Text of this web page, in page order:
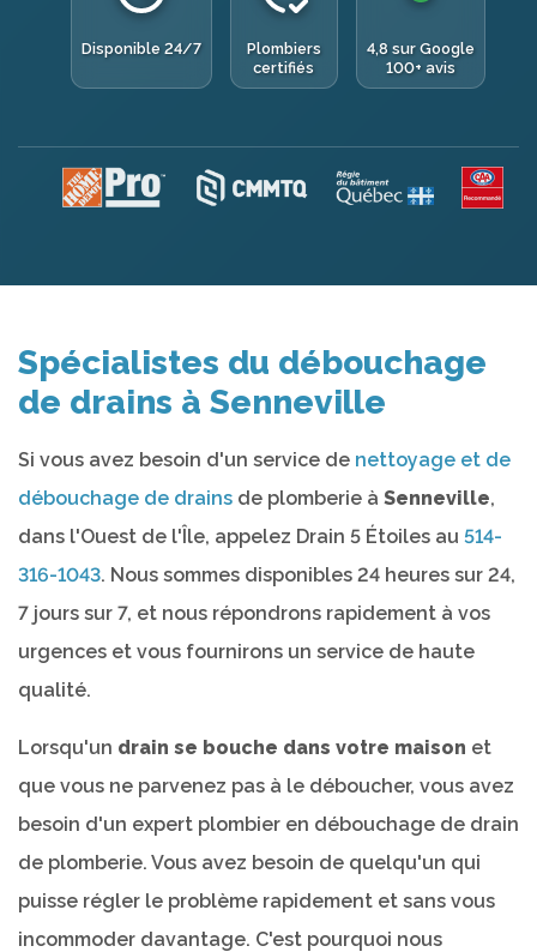
Disponible 24/7
Plombiers
certifiés
4,8 sur Google
100+ avis
Spécialistes du débouchage
de drains à Senneville
Si vous avez besoin d'un service de nettoyage et de
débouchage de drains de plomberie à Senneville,
dans l'Ouest de l'Île, appelez Drain 5 Étoiles au 514-
316-1043. Nous sommes disponibles 24 heures sur 24,
7 jours sur 7, et nous répondrons rapidement à vos
urgences et vous fournirons un service de haute
qualité.
Lorsqu'un drain se bouche dans votre maison et
que vous ne parvenez pas à le déboucher, vous avez
besoin d'un expert plombier en débouchage de drain
de plomberie. Vous avez besoin de quelqu'un qui
puisse régler le problème rapidement et sans vous
incommoder davantage. C'est pourquoi nous